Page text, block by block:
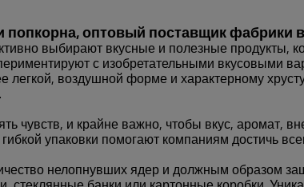
попкорна, оптовый поставщик фабрики
выбирают вкусные и полезные продукты,
с изобретательными вкусовыми
воздушной форме и характерному
чувств, и крайне важно, чтобы вкус, аромат,
упаковки помогают компаниям достичь
нелопнувших ядер и должным образом